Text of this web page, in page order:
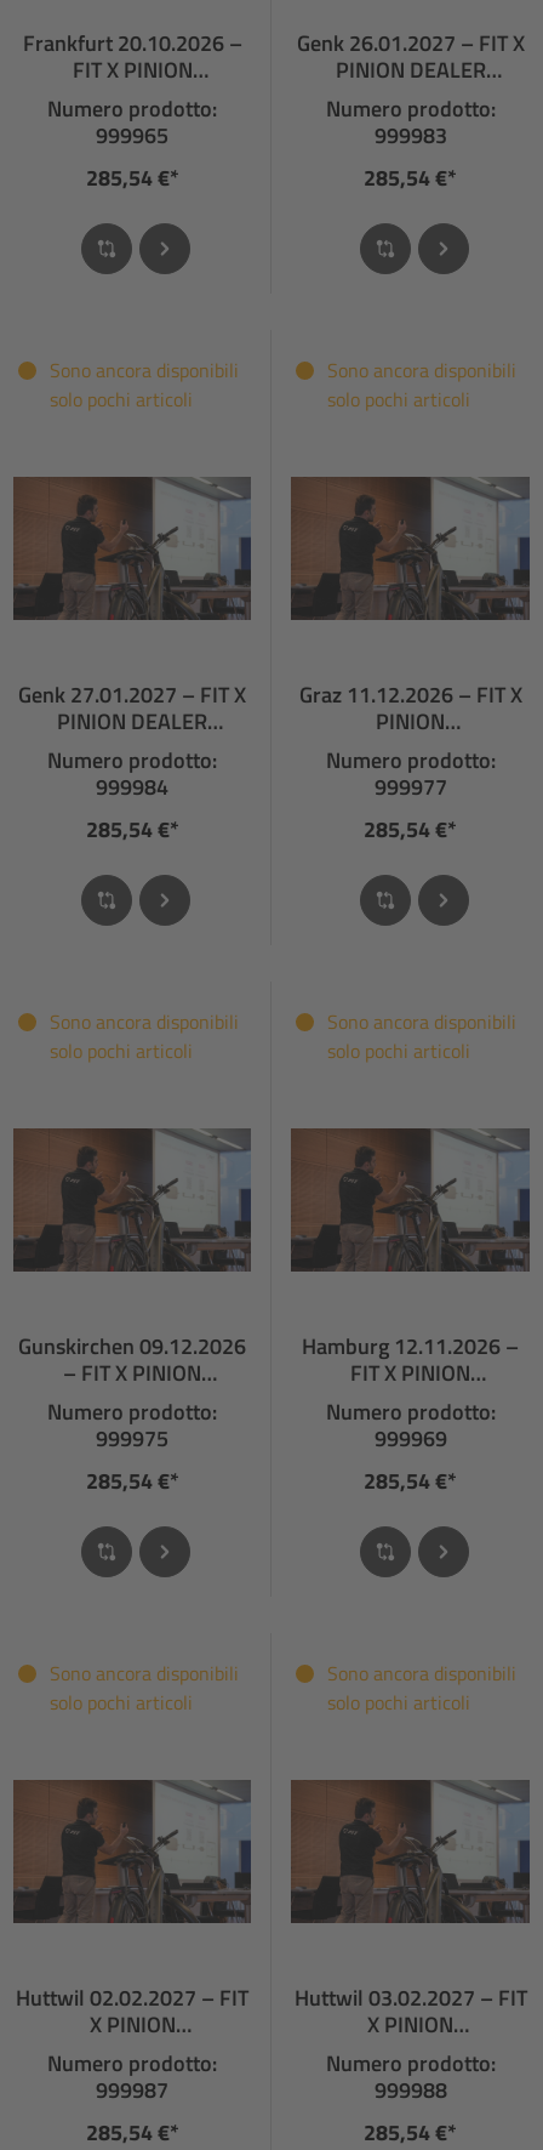
Frankfurt 20.10.2026 –
FIT X PINION
FACHHÄNDLERSCHULU
NG
Numero prodotto:
999965
285,54 €*
Genk 26.01.2027 – FIT X
PINION DEALER
TRAINING
Numero prodotto:
999983
285,54 €*
Sono ancora disponibili
solo pochi articoli
Genk 27.01.2027 – FIT X
PINION DEALER
TRAINING
Numero prodotto:
999984
285,54 €*
Sono ancora disponibili
solo pochi articoli
Graz 11.12.2026 – FIT X
PINION
FACHHÄNDLERSCHULUN
G
Numero prodotto:
999977
285,54 €*
Sono ancora disponibili
solo pochi articoli
Gunskirchen 09.12.2026
– FIT X PINION
FACHHÄNDLERSCHULU
NG
Numero prodotto:
999975
285,54 €*
Sono ancora disponibili
solo pochi articoli
Hamburg 12.11.2026 –
FIT X PINION
FACHHÄNDLERSCHULUN
G
Numero prodotto:
999969
285,54 €*
Sono ancora disponibili
solo pochi articoli
Huttwil 02.02.2027 – FIT
X PINION
FACHHÄNDLERSCHULU
NG
Numero prodotto:
999987
285,54 €*
Sono ancora disponibili
solo pochi articoli
Huttwil 03.02.2027 – FIT
X PINION
FACHHÄNDLERSCHULUN
G
Numero prodotto:
999988
285,54 €*